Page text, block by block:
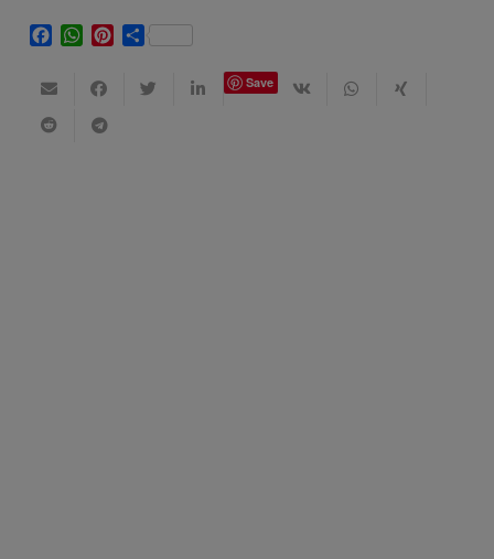
Facebook
WhatsApp
Pinterest
Share
Save